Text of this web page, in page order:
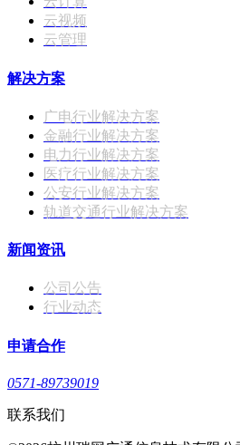
云视频
云管理
解决方案
广电行业解决方案
金融行业解决方案
电力行业解决方案
医疗行业解决方案
公安行业解决方案
轨道交通行业解决方案
新闻资讯
公司公告
行业动态
申请合作
0571-89739019
联系我们